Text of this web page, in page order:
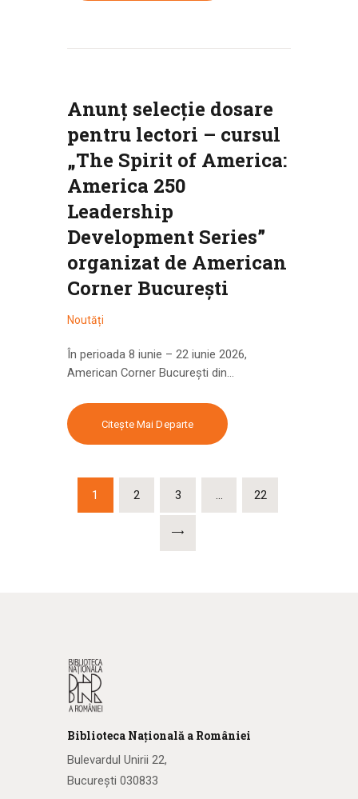
Anunț selecție dosare
pentru lectori – cursul
„The Spirit of America:
America 250
Leadership
Development Series”
organizat de American
Corner București
Noutăți
În perioada 8 iunie – 22 iunie 2026,
American Corner București din…
Citește Mai Departe
1 2 3 22
Biblioteca Națională a României
Bulevardul Unirii 22,
București 030833